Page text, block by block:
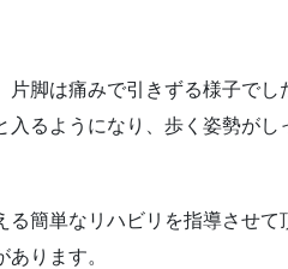
脚は痛みで引きずる様子でし
るようになり、歩く姿勢がし
簡単なリハビリを指導させて
ります。